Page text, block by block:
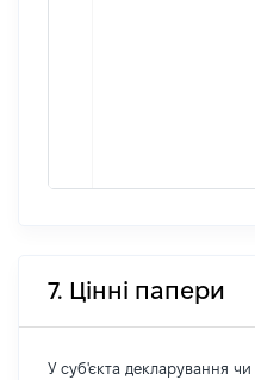
7. Цінні папери
У суб'єкта декларування чи